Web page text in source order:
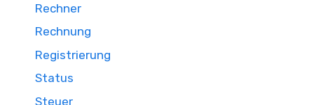
Rechner
Rechnung
Registrierung
Status
Steuer